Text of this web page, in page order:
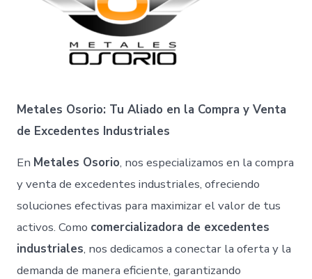
Metales Osorio: Tu Aliado en la Compra y Venta
de Excedentes Industriales
En Metales Osorio, nos especializamos en la compra
y venta de excedentes industriales, ofreciendo
soluciones efectivas para maximizar el valor de tus
activos. Como comercializadora de excedentes
industriales, nos dedicamos a conectar la oferta y la
demanda de manera eficiente, garantizando